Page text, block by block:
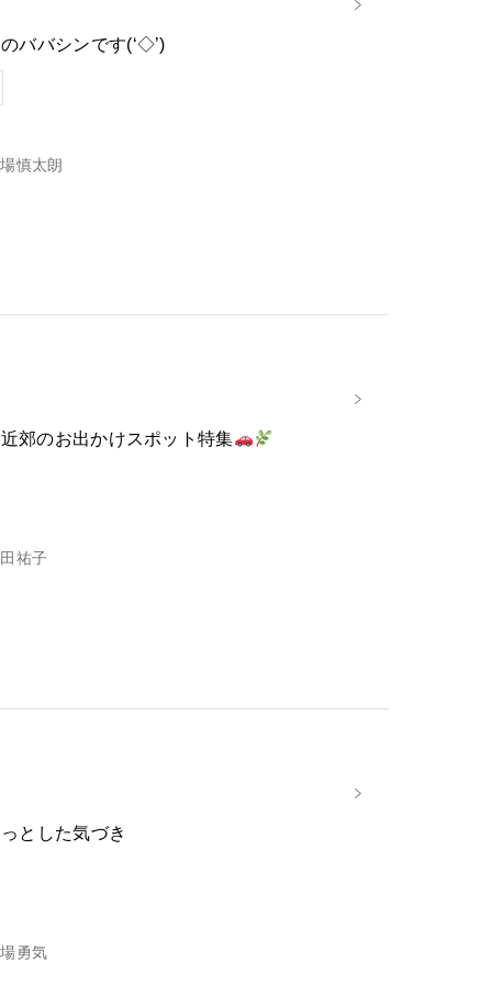
ババシンです(‘◇’)ゞ
慎太朗
郊のお出かけスポット特集
祐子
とした気づき
勇気